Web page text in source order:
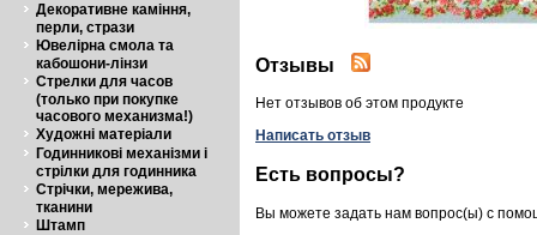
Декоративне каміння,
перли, стрази
Ювелірна смола та
кабошони-лінзи
Стрелки для часов
(только при покупке
часового механизма!)
Художні матеріали
Годинникові механізми і
стрілки для годинника
Стрічки, мережива,
тканини
Штамп
Отзывы
Нет отзывов об этом продукте
Написать отзыв
Есть вопросы?
Вы можете задать нам вопрос(ы) с